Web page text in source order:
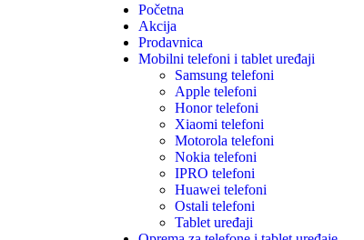
Početna
Akcija
Prodavnica
Mobilni telefoni i tablet uređaji
Samsung telefoni
Apple telefoni
Honor telefoni
Xiaomi telefoni
Motorola telefoni
Nokia telefoni
IPRO telefoni
Huawei telefoni
Ostali telefoni
Tablet uređaji